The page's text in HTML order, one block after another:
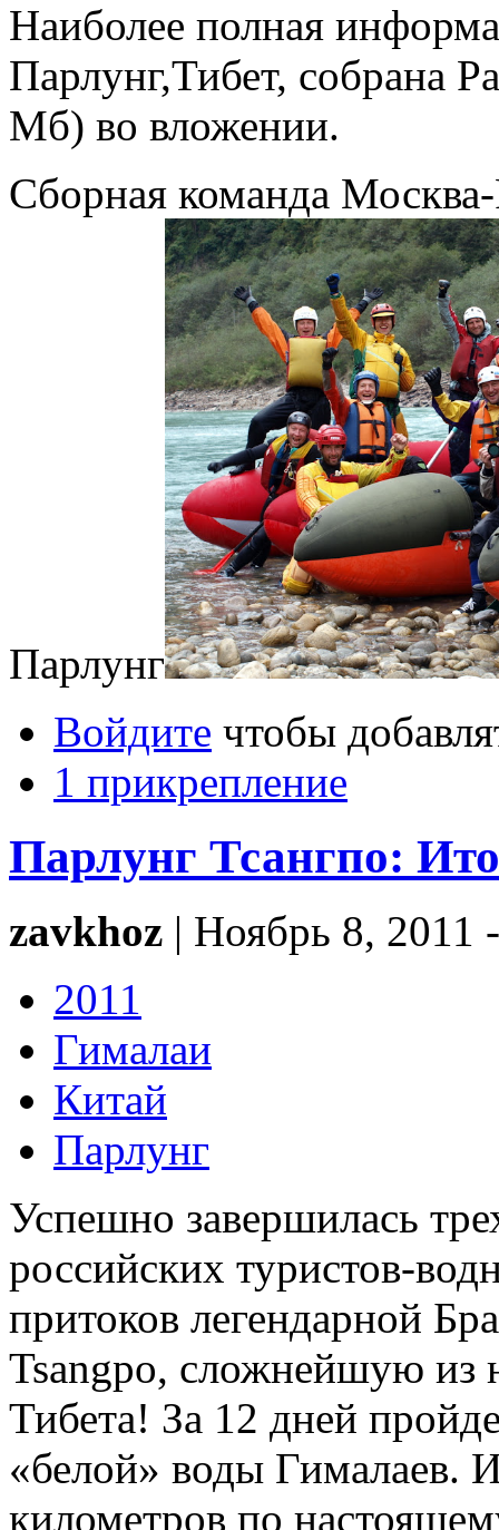
Наиболее полная
Парлунг,Тибет, собрана
Мб) во вложении.
Сборная команда Москва-
Парлунг
Войдите чтобы
1 прикрепление
Парлунг Тсангпо:
zavkhoz | Ноябрь 8, 2011
2011
Гималаи
Китай
Парлунг
Успешно завершилась
российских туристов-
притоков легендарной
Tsangpo, сложнейшую из
Тибета! За 12 дней
«белой» воды Гималаев.
километров по